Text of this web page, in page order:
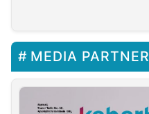
MEDIA PARTNER